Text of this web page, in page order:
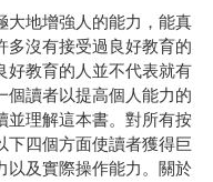
地增強人的能力，能真
多沒有接受過良好教育的
好教育的人並不代表就有
個讀者以提高個人能力的
並理解這本書。對所有按
下四個方面使讀者獲得巨
以及實際操作能力。關於